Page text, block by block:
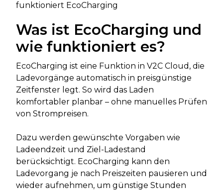
Online-Shop
funktioniert EcoCharging
Was ist EcoCharging und
wie funktioniert es?
EcoCharging ist eine Funktion in V2C Cloud, die
Ladevorgänge automatisch in preisgünstige
Zeitfenster legt. So wird das Laden
komfortabler planbar – ohne manuelles Prüfen
von Strompreisen.
Dazu werden gewünschte Vorgaben wie
Ladeendzeit und Ziel-Ladestand
berücksichtigt. EcoCharging kann den
Ladevorgang je nach Preiszeiten pausieren und
wieder aufnehmen, um günstige Stunden